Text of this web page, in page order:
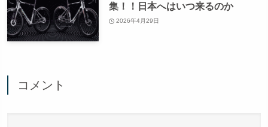
集！！日本へはいつ来るのか
2026年4月29日
コメント